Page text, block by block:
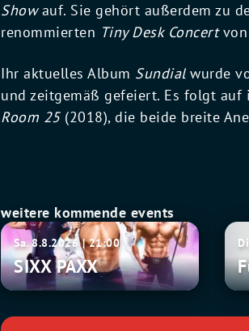
Showauf. Sie gehört außerdem zu
renommierten Tiny Desk Concertvon
Ihr aktuelles Album Sundialwurde
und zeitgemäß gefeiert. Es folgt auf
Room 25(2018), die beide breite
weitere kommende events
SIXX
PAXX
Sa. 8.8.2026 | 21:00
SIXX PAXX
Fu